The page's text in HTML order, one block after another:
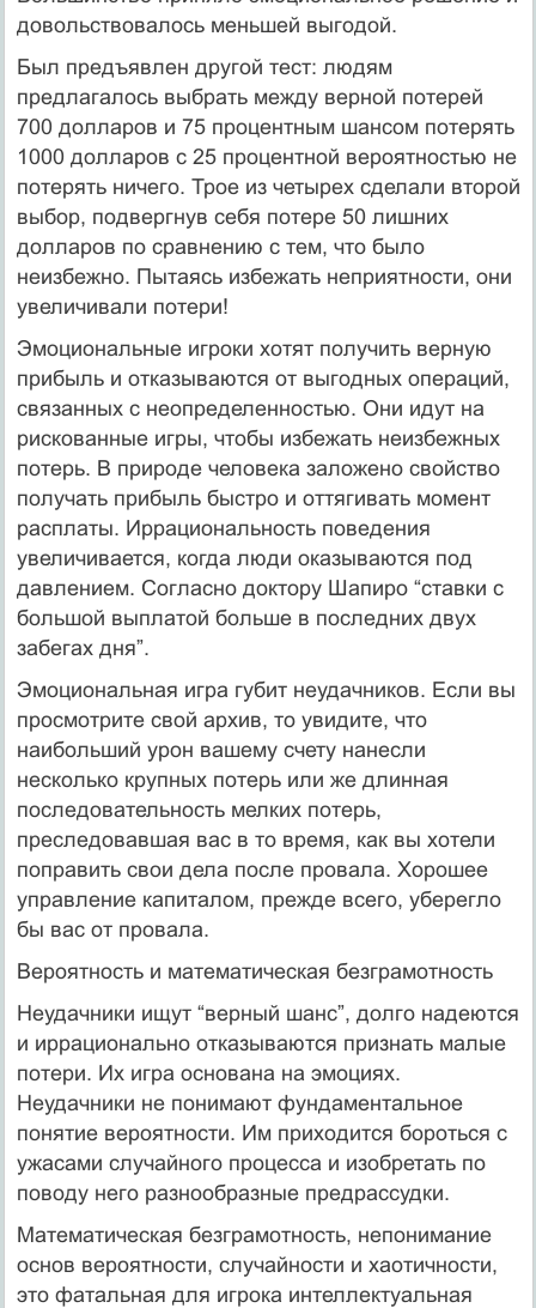
довольствовалось меньшей выгодой.
Был предъявлен другой тест: людям
предлагалось выбрать между верной потерей
700 долларов и 75 процентным шансом потерять
1000 долларов с 25 процентной вероятностью не
потерять ничего. Трое из четырех сделали второй
выбор, подвергнув себя потере 50 лишних
долларов по сравнению с тем, что было
неизбежно. Пытаясь избежать неприятности, они
увеличивали потери!
Эмоциональные игроки хотят получить верную
прибыль и отказываются от выгодных операций,
связанных с неопределенностью. Они идут на
рискованные игры, чтобы избежать неизбежных
потерь. В природе человека заложено свойство
получать прибыль быстро и оттягивать момент
расплаты. Иррациональность поведения
увеличивается, когда люди оказываются под
давлением. Согласно доктору Шапиро “ставки с
большой выплатой больше в последних двух
забегах дня”.
Эмоциональная игра губит неудачников. Если вы
просмотрите свой архив, то увидите, что
наибольший урон вашему счету нанесли
несколько крупных потерь или же длинная
последовательность мелких потерь,
преследовавшая вас в то время, как вы хотели
поправить свои дела после провала. Хорошее
управление капиталом, прежде всего, уберегло
бы вас от провала.
Вероятность и математическая безграмотность
Неудачники ищут “верный шанс”, долго надеются
и иррационально отказываются признать малые
потери. Их игра основана на эмоциях.
Неудачники не понимают фундаментальное
понятие вероятности. Им приходится бороться с
ужасами случайного процесса и изобретать по
поводу него разнообразные предрассудки.
Математическая безграмотность, непонимание
основ вероятности, случайности и хаотичности,
это фатальная для игрока интеллектуальная